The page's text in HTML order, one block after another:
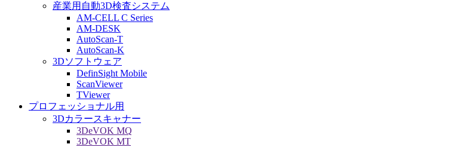
産業用自動3D検査システム
AM-CELL C Series
AM-DESK
AutoScan-T
AutoScan-K
3Dソフトウェア
DefinSight Mobile
ScanViewer
TViewer
プロフェッショナル用
3Dカラースキャナー
3DeVOK MQ
3DeVOK MT